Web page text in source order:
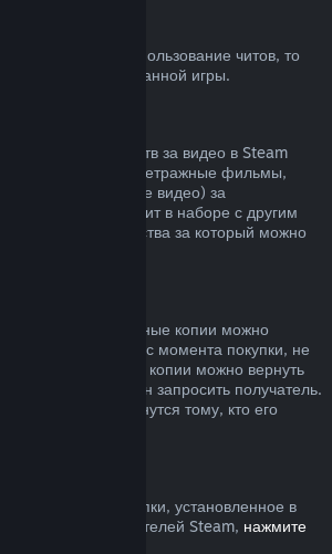
VAC за использование читов, то
заблокированной игры.
возврат средств за видео в Steam
и короткометражные фильмы,
а также обучающие видео) за
когда видео состоит в наборе с другим
видео, средства за который можно
подарочные копии можно
(14 дней с момента покупки, не
Активированные копии можно вернуть
но возврат должен запросить получатель.
на подарок, вернутся тому, кто его
на отказ от покупки, установленное в
на пользователей Steam, нажмите